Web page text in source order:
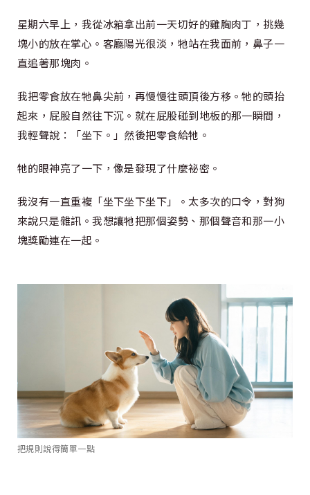
星期六早上，我從冰箱拿出前一天切好的雞胸肉丁，挑幾
塊小的放在掌心。客廳陽光很淡，牠站在我面前，鼻子一
直追著那塊肉。
我把零食放在牠鼻尖前，再慢慢往頭頂後方移。牠的頭抬
起來，屁股自然往下沉。就在屁股碰到地板的那一瞬間，
我輕聲說：「坐下。」然後把零食給牠。
牠的眼神亮了一下，像是發現了什麼祕密。
我沒有一直重複「坐下坐下坐下」。太多次的口令，對狗
來說只是雜訊。我想讓牠把那個姿勢、那個聲音和那一小
塊獎勵連在一起。
把規則說得簡單一點